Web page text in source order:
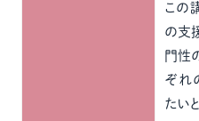
この
の支
門性
ぞれ
たい